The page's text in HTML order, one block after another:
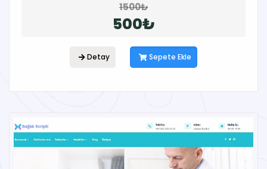
1500₺
500₺
Detay Sepete Ekle